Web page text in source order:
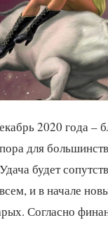
екабрь 2020 года –
пора для
Удача будет
всем, и в начале
Согласно